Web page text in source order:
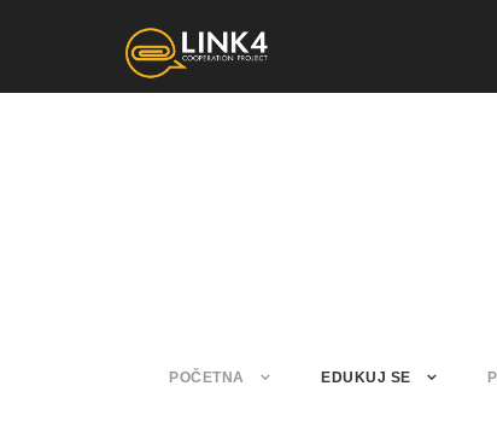
POČETNA EDUKUJ SE